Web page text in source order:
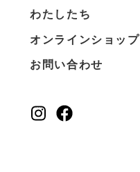
わたしたち
オンラインショップ
お問い合わせ